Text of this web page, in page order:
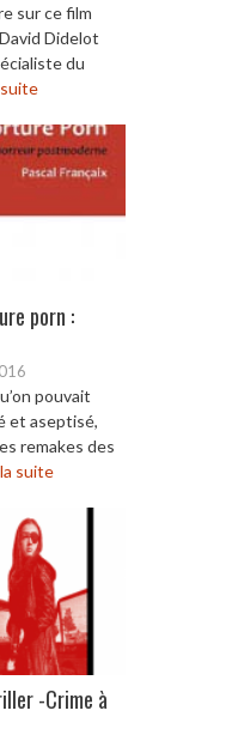
sur ce film
Didelot
du
porn :
pouvait
et aseptisé,
remakes des
suite
-Crime à